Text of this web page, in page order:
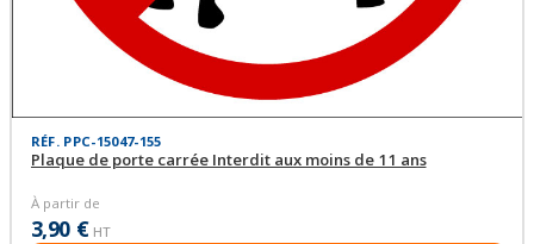
RÉF. PPC-15047-155
Plaque de porte carrée Interdit aux moins de 11 ans
À partir de
3,90 € HT